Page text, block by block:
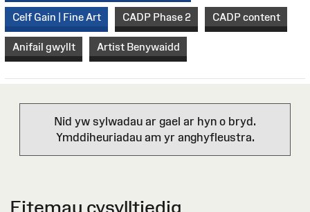
Celf Gain | Fine Art CADP Phase 2 CADP content
Anifail gwyllt Artist Benywaidd
Nid yw sylwadau ar gael ar hyn o bryd.
Ymddiheuriadau am yr anghyfleustra.
Eitemau cysylltiedig